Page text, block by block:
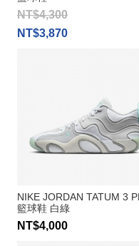
NT$4,300
NT$3,870
NIKE JORDAN TATUM 3
籃球鞋 白綠
NT$4,000